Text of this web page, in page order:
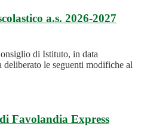
a.s. 2026-2027
di Istituto, in data
le seguenti modifiche al
Favolandia Express